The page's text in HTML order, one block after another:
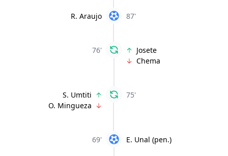
87'
R. Araujo
76'
Josete
Chema
75'
S. Umtiti
O. Mingueza
69' E. Unal (pen.)